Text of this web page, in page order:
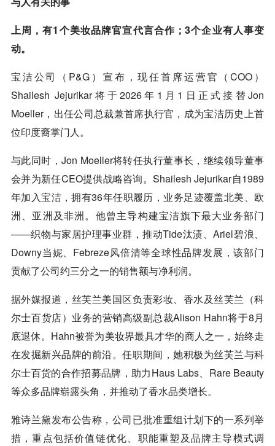
上周，有1个美妆品牌官宣代言合作；3个企业有人事变
动。
宝洁公司（P&G）宣布，现任首席运营官（COO）
Shailesh Jejurikar将于2026年1月1日正式接替Jon
Moeller，出任公司总裁兼首席执行官，成为宝洁历史上首
位印度裔掌门人。
与此同时，Jon Moeller将转任执行董事长，继续领导董事
会并为新任CEO提供战略咨询。Shailesh Jejurikar自1989
年加入宝洁，拥有36年任职履历，业务足迹覆盖北美、欧
洲、亚洲及非洲。他曾主导构建宝洁旗下最大业务部门
——织物与家居护理事业群，推动Tide汰渍、Ariel碧浪、
Downy当妮、Febreze风倍清等全球性品牌发展，该部门
贡献了公司约三分之一的销售额与净利润。
据外媒报道，丝芙兰美国区负责彩妆、香水及丝芙兰（科
尔士百货店）业务的营销高级副总裁Alison Hahn将于8月
底退休。Hahn被誉为美妆界最具才华的商人之一，始终走
在发掘新兴品牌的前沿。任职期间，她积极为丝芙兰与科
尔士百货的合作招募品牌，助力Haus Labs、Rare Beauty
等众多品牌崭露头角，并推动了香水品类增长。
雅诗兰黛发布公告称，公司已批准重组计划下的一系列举
措，重点包括价值链优化、职能重塑及品牌主导模式调